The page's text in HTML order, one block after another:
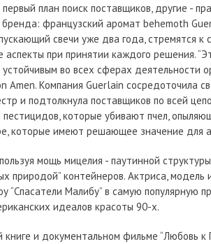
план поиск поставщиков, другие -
французский аромат behemoth
свечи уже два года, стремятся к
аспекты при принятии каждого решения.
во всех сферах деятельности
Amen. Компания Guerlain сосредоточила
и подтолкнула поставщиков по всей
которые убивают пчел,
которые имеют решающее значение для
мощь мицелия - паутинной
природой” контейнеров. Актриса,
“Спасатели Малибу” в самую популярную
идеалов красоты 90-х.
и документальном фильме “Любовь